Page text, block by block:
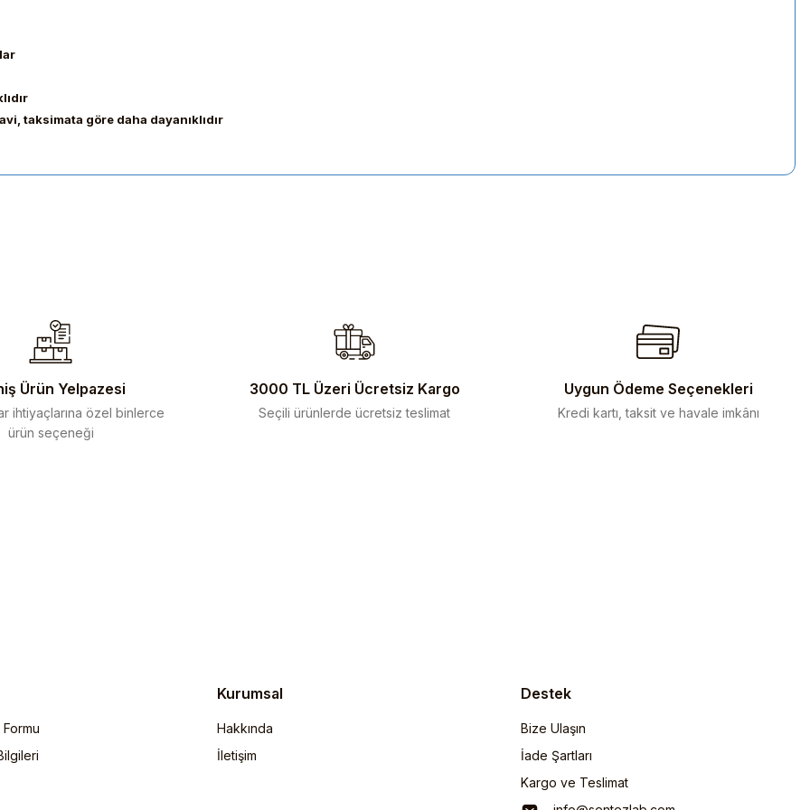
taksimata göre daha dayanıklıdır
Ürün Yelpazesi
ihtiyaçlarına özel binlerce
ürün seçeneği
3000 TL Üzeri Ücretsiz Kargo
Seçili ürünlerde ücretsiz teslimat
Uygun Ödeme Seçenekleri
Kredi kartı, taksit ve havale imkânı
Kurumsal
Hakkında
İletişim
Destek
Bize Ulaşın
İade Şartları
Kargo ve Teslimat